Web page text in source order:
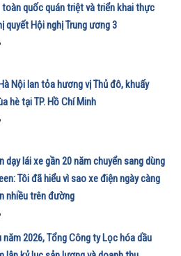
toàn quốc quán triệt và triển khai thực
quyết Hội nghị Trung ương 3
Nội lan tỏa hương vị Thủ đô, khuấy
hè tại TP. Hồ Chí Minh
dạy lái xe gần 20 năm chuyển sang dùng
Tôi đã hiểu vì sao xe điện ngày càng
nhiều trên đường
năm 2026, Tổng Công ty Lọc hóa dầu